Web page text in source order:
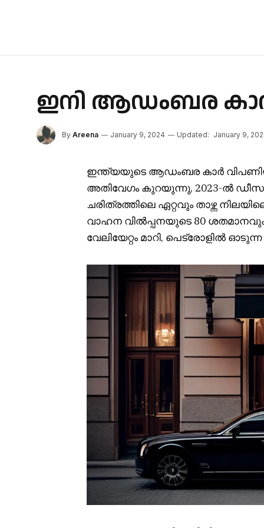
ഇനി ആഡംബര
By Areena January 9, 2024 Updated: January 9,
ഇന്ത്യയുടെ ആഡംബര കാർ
അതിവേഗം കുറയുന്നു, 2023-ൽ ഡീസൽ
ചരിത്രത്തിലെ ഏറ്റവും താഴ്ന്ന
വാഹന വിൽപ്പനയുടെ 80
വേലിയേറ്റം മാറി, പെട്രോളിൽ